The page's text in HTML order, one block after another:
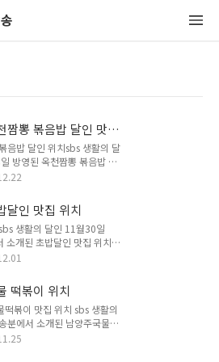
짬뽕 볶음밥 달인 맛
음밥 달인 위치sbs 생활의 달
방영된 옥천짬뽕 볶음밥 맛
21일 sbs 생활의 달인 연말
곳입니다. 70년 경력의 옥
부터 중식 일을 시작해 올해
식을 만들고 있습니다. 옥천
고추가루에 엊어 찌면 매운맛
짬뽕 맛을 냅니다. 생활의
어보고 싶습니다. 생활의 달
달인 맛집 위치
생활의 달인 11월30일
소개된 초밥달인 맛집 위치를
에서 가장 인기 메뉴는 바로
어올리기 위해 멀리 일본까지
되었다고 합니다. 초밥달인은
밥이 아니라 따뜻한 달걀 초
다고 합니다. 이어 달인의 초
카스테라보다 더 부드럽다'
떡볶이 위치
볶이 맛집 위치 sbs 생활의
분에서 소개된 남양주국물떡
습니다. 이경자 달인이 23년